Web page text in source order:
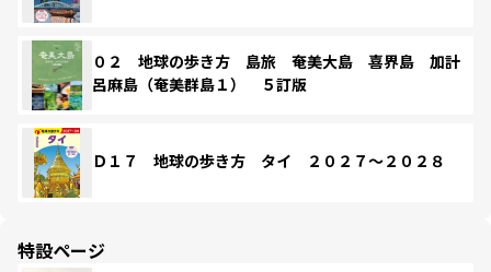
０２ 地球の歩き方 島旅 奄美大島 喜界島 加計
呂麻島（奄美群島１） ５訂版
Ｄ１７ 地球の歩き方 タイ ２０２７～２０２８
特設ページ